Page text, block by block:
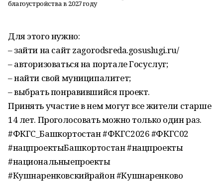
благоустройства в 2027 году
Для этого нужно:
– зайти на сайт zagorodsreda.gosuslugi.ru/
– авторизоваться на портале Госуслуг;
– найти свой муниципалитет;
– выбрать понравившийся проект.
Принять участие в нем могут все жители старше
14 лет. Проголосовать можно только один раз.
#ФКГС_Башкортостан #ФКГС2026 #ФКГС02
#нацпроектыБашкортостан #нацпроекты
#национальныепроекты
#Кушнаренковскийрайон #Кушнаренково